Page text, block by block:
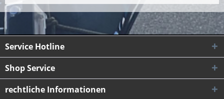
Service Hotline
Shop Service
rechtliche Informationen